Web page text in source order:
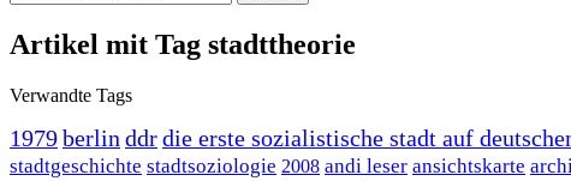
Artikel mit Tag stadttheorie
Verwandte Tags
1979berlin ddrdie erste sozialistische stadt auf
stadtgeschichte stadtsoziologie 2008 andi leser ansichtskarte